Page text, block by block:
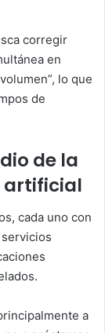
corregir
en
lo que
de
de la
artificial
cada uno con
a